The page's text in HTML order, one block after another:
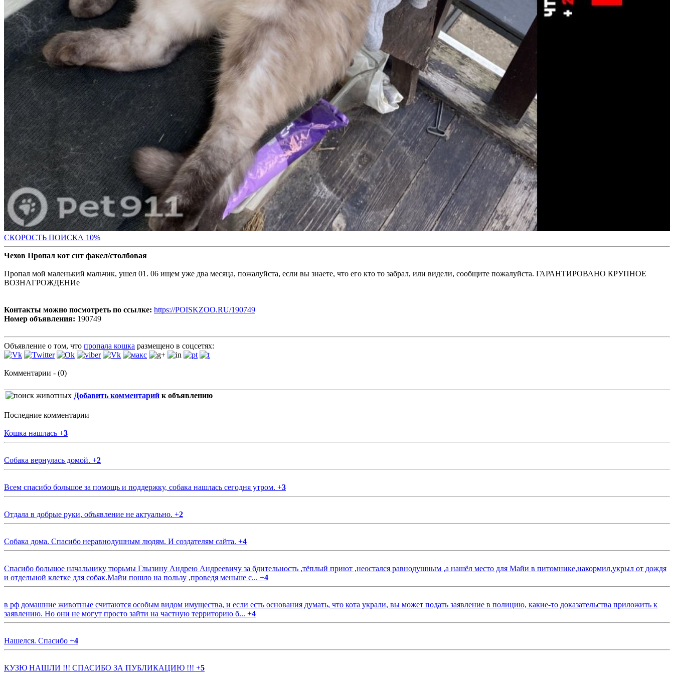
СКОРОСТЬ ПОИСКА 10%
Чехов Пропал кот снт факел/столбовая
Пропал мой маленький мальчик, ушел 01. 06 ищем уже два месяца, пожалуйста, если вы знаете, что его кто то забрал, или видели, сообщите пожалуйста. ГАРАНТИРОВАНО КРУПНОЕ
ВОЗНАГРОЖДЕНИе
Контакты можно посмотреть по ссылке: https://POISKZOO.RU/190749
Номер объявления: 190749
Объявление о том, что пропала кошка размещено в соцсетях:
Комментарии - (0)
Добавить комментарий к объявлению
Последние комментарии
Кошка нашлась +3
Собака вернулась домой. +2
Всем спасибо большое за помощь и поддержку, собака нашлась сегодня утром. +3
Отдала в добрые руки, объявление не актуально. +2
Собака дома. Спасибо неравнодушным людям. И создателям сайта. +4
Спасибо большое начальнику тюрьмы Глызину Андрею Андреевичу за бдительность ,тёплый приют ,неостался равнодушным ,а нашёл место для Майи в питомнике,накормил,укрыл от дождя
и отдельной клетке для собак.Майи пошло на пользу ,проведя меньше с... +4
в рф домашние животные считаются особым видом имущества, и если есть основания думать, что кота украли, вы может подать заявление в полицию, какие-то доказательства приложить к
заявлению. Но они не могут просто зайти на частную территорию б... +4
Нашелся. Спасибо +4
КУЗЮ НАШЛИ !!! СПАСИБО ЗА ПУБЛИКАЦИЮ !!! +5